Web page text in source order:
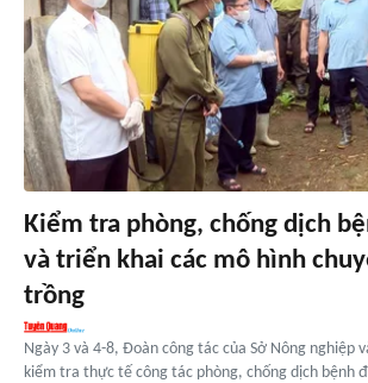
Kiểm tra phòng, chống dịch
và triển khai các mô hình
trồng
Ngày 3 và 4-8, Đoàn công tác của Sở Nông nghiệp
kiểm tra thực tế công tác phòng, chống dịch bệnh